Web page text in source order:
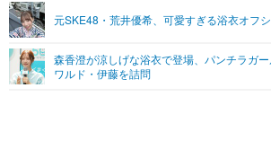
音楽
グラビア
ペット
その他
プッシュ通知の停止方法
元SKE48・荒井優希、可愛すぎる浴衣オフ
森香澄が涼しげな浴衣で登場、パンチラガ
ワルド・伊藤を詰問